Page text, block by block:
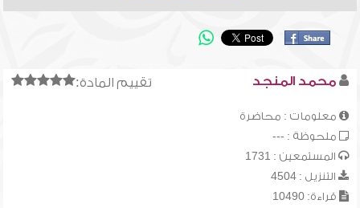
تقييم المادة: محمد المنجد
معلومات : محاضرة
ملحوظة : ---
المستمعين : 1731
التنزيل : 4504
قراءة: 10490